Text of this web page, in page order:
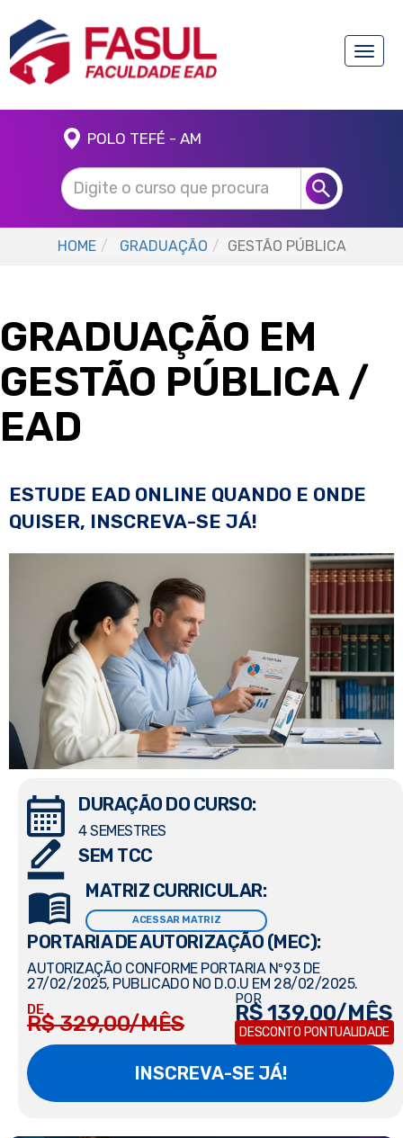
Toggle
POLO TEFÉ - AM
HOME GRADUAÇÃO GESTÃO PÚBLICA
GRADUAÇÃO EM
GESTÃO PÚBLICA /
EAD
ESTUDE EAD ONLINE QUANDO E ONDE
QUISER, INSCREVA-SE JÁ!
DURAÇÃO DO CURSO:
4 SEMESTRES
SEM TCC
MATRIZ CURRICULAR:
ACESSAR MATRIZ
PORTARIA DE AUTORIZAÇÃO (MEC):
AUTORIZAÇÃO CONFORME PORTARIA Nº93 DE
27/02/2025, PUBLICADO NO D.O.U EM 28/02/2025.
DE
R$ 329,00/MÊS
POR
R$ 139,00/MÊS
DESCONTO PONTUALIDADE
INSCREVA-SE JÁ!